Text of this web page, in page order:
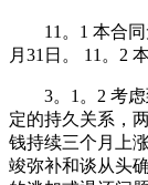
11。1 本合同
月31日。 11。2
3。1。2 考虑
定的持久关系，
钱持续三个月上
竣弥补和谈从头